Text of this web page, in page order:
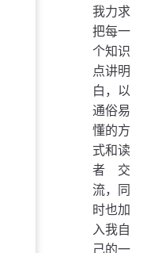
我力求
把每一
个知识
点讲明
白，以
通俗易
懂的方
式和读
者交
流，同
时也加
入我自
己的一